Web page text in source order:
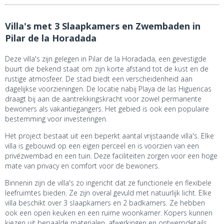
Villa's met 3 Slaapkamers en Zwembaden in
Pilar de la Horadada
Deze villa's zijn gelegen in Pilar de la Horadada, een gevestigde
buurt die bekend staat om zijn korte afstand tot de kust en de
rustige atmosfeer. De stad biedt een verscheidenheid aan
dagelijkse voorzieningen. De locatie nabij Playa de las Higuericas
draagt bij aan de aantrekkingskracht voor zowel permanente
bewoners als vakantiegangers. Het gebied is ook een populaire
bestemming voor investeringen.
Het project bestaat uit een beperkt aantal vrijstaande villa's. Elke
villa is gebouwd op een eigen perceel en is voorzien van een
privézwembad en een tuin. Deze faciliteiten zorgen voor een hoge
mate van privacy en comfort voor de bewoners.
Binnenin zijn de villa's zo ingericht dat ze functionele en flexibele
leefruimtes bieden. Ze zijn overal gevuld met natuurlijk licht. Elke
villa beschikt over 3 slaapkamers en 2 badkamers. Ze hebben
ook een open keuken en een ruime woonkamer. Kopers kunnen